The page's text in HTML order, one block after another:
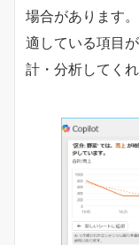
場合があります。
適している項目
計・分析してく